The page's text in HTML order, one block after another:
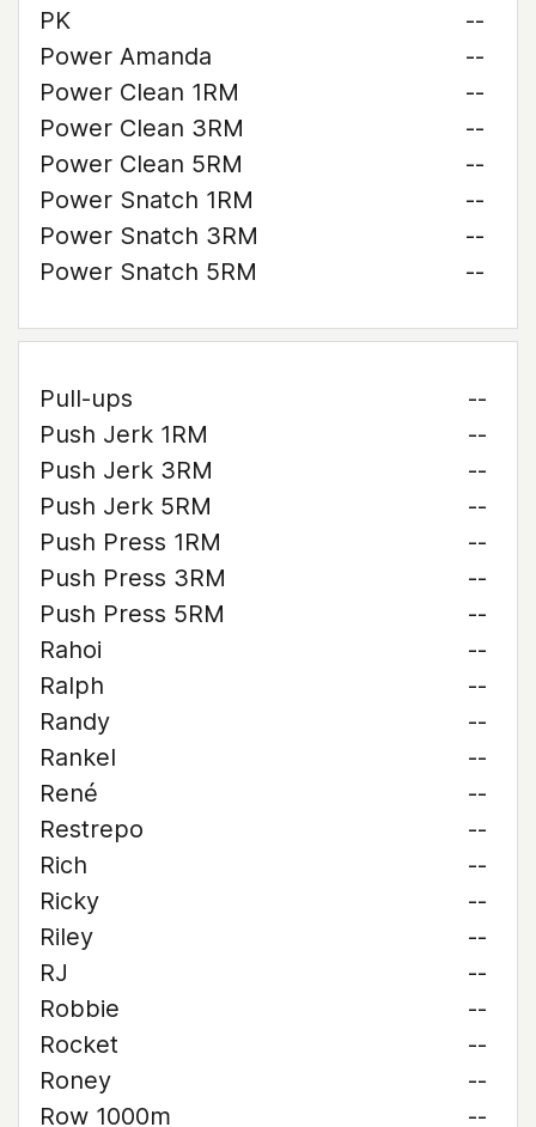
PK
--
Power Amanda
--
Power Clean 1RM
--
Power Clean 3RM
--
Power Clean 5RM
--
Power Snatch 1RM
--
Power Snatch 3RM
--
Power Snatch 5RM
--
Pull-ups
--
Push Jerk 1RM
--
Push Jerk 3RM
--
Push Jerk 5RM
--
Push Press 1RM
--
Push Press 3RM
--
Push Press 5RM
--
Rahoi
--
Ralph
--
Randy
--
Rankel
--
René
--
Restrepo
--
Rich
--
Ricky
--
Riley
--
RJ
--
Robbie
--
Rocket
--
Roney
--
Row 1000m
--